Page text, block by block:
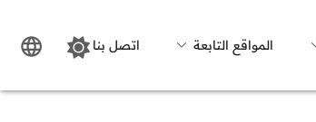
المواقع التابعة اتصل بنا